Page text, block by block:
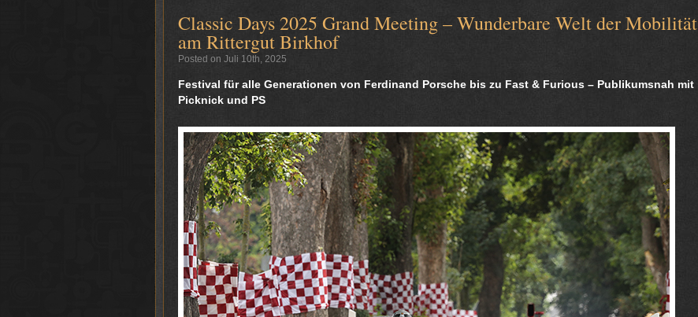
Classic Days 2025 Grand Meeting – Wunderbare Welt der Mobilität
am Rittergut Birkhof
Posted on Juli 10th, 2025
Festival für alle Generationen von Ferdinand Porsche bis zu Fast & Furious – Publikumsnah mit
Picknick und PS